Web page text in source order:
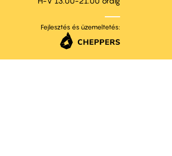
Fejlesztés és üzemeltetés: